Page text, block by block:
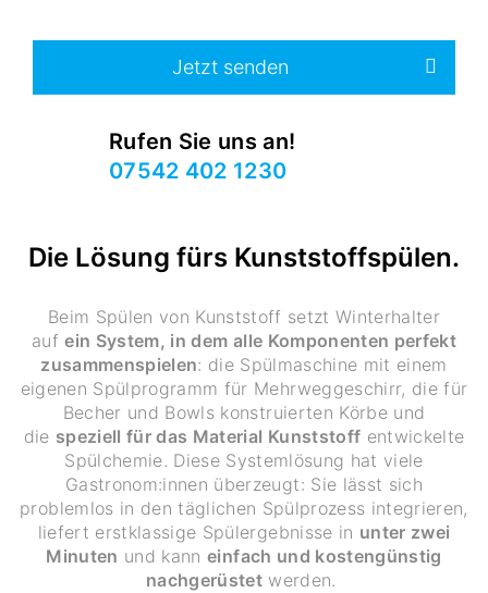
Jetzt senden
Rufen Sie uns an!
07542 402 1230
Die Lösung fürs Kunststoffspülen.
Beim Spülen von Kunststoff setzt Winterhalter
aufein System, in dem alle Komponenten perfekt
zusammenspielen: die Spülmaschine mit einem
eigenen Spülprogramm für Mehrweggeschirr, die für
Becher und Bowls konstruierten Körbe und
die speziell für das Material Kunststoff entwickelte
Spülchemie. Diese Systemlösung hat viele
Gastronom:innen überzeugt: Sie lässt sich
problemlos in den täglichen Spülprozess integrieren,
liefert erstklassige Spülergebnisse in unter zwei
Minuten und kanneinfach und kostengünstig
nachgerüstet werden.